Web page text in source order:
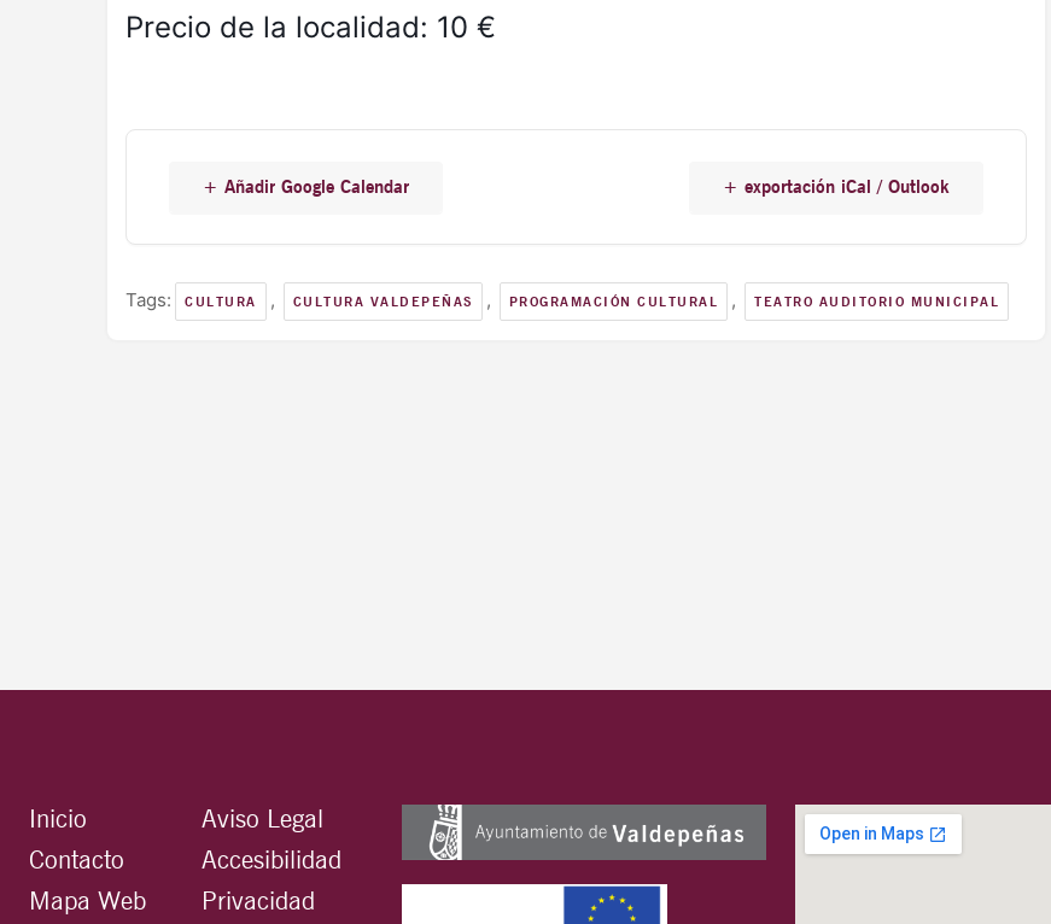
Precio de la localidad: 10 €
+ Añadir Google Calendar + exportación iCal / Outlook
Tags: CULTURA , CULTURA VALDEPEÑAS , PROGRAMACIÓN CULTURAL , TEATRO AUDITORIO MUNICIPAL
Inicio
Contacto
Mapa Web
Aviso Legal
Accesibilidad
Privacidad